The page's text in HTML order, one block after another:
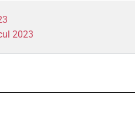
2023